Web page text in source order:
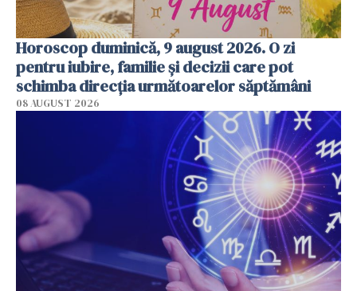
Horoscop duminică, 9 august 2026. O zi
pentru iubire, familie și decizii care pot
schimba direcția următoarelor săptămâni
08 AUGUST 2026